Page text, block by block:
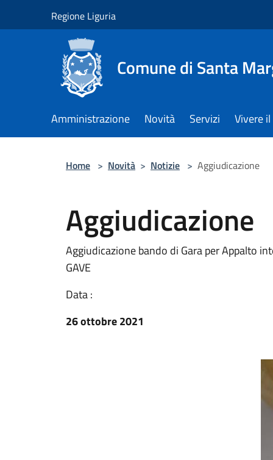
Regione Liguria
Comune di Santa
Amministrazione Novità Servizi Vivere
Home > Novità > Notizie > Aggiudicazione
Aggiudicazione
Aggiudicazione bando di Gara per Appalto
GAVE
Data :
26 ottobre 2021